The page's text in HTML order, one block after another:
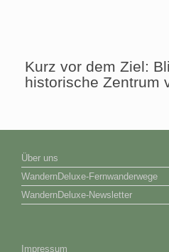
Kurz vor dem Ziel:
historische Zentrum
Über uns
WandernDeluxe-Fernwanderwege
WandernDeluxe-Newsletter
Impressum